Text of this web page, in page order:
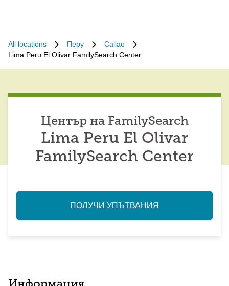
All locations Перу
Callao
Lima Peru El Olivar FamilySearch Center
Център на FamilySearch
Lima Peru El Olivar
FamilySearch Center
ПОЛУЧИ УПЪТВАНИЯ